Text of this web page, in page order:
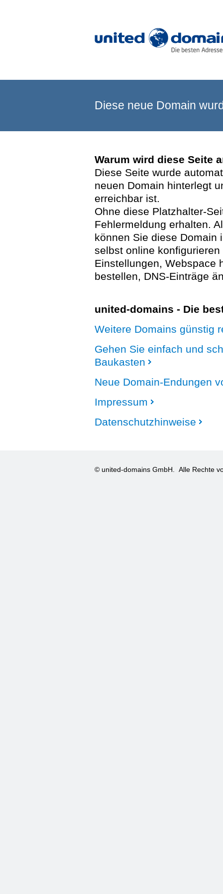
Diese neue Domain
Warum wird diese Seite
Diese Seite wurde
neuen Domain hinterlegt
erreichbar ist.
Ohne diese Platzhalter-
Fehlermeldung erhalten.
können Sie diese Domain
selbst online
Einstellungen, Webspace
bestellen, DNS-Einträge
united-domains - Die
Weitere Domains günstig
Gehen Sie einfach und
Baukasten
Neue Domain-Endungen
Impressum
Datenschutzhinweise
© united-domains GmbH. Alle Rechte